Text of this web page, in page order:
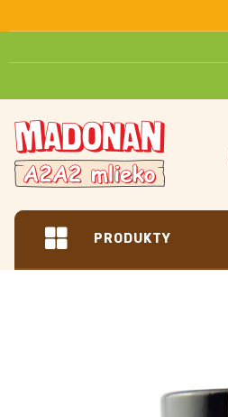
na
obsah
PRODUKTY